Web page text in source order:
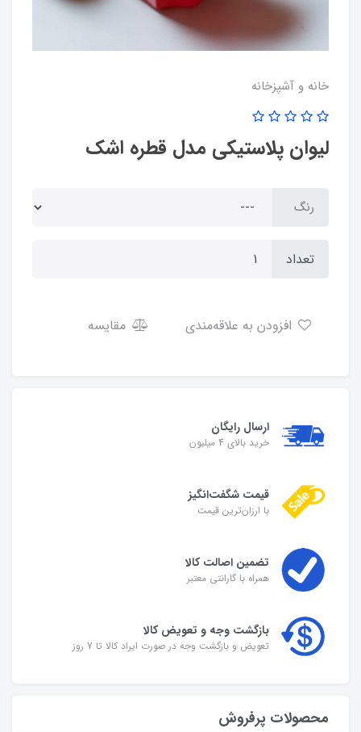
خانه و آشپزخانه
لیوان پلاستیکی مدل قطره اشک
رنگ
تعداد
مقایسه
ارسال رایگان
خرید بالای 4 میلیون
قیمت شگفت‌انگیز
با ارزان‌ترین قیمت
تضمین اصالت کالا
همراه با گارانتی معتبر
بازگشت وجه و تعویض کالا
تعویض و بازگشت وجه در صورت ایراد کالا تا 7 روز
محصولات پرفروش